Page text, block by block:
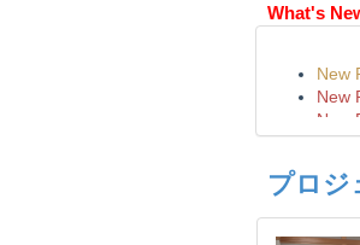
What's
プロジ